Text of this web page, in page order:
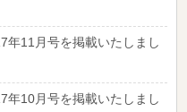
11月号を掲載いたしまし
10月号を掲載いたしまし